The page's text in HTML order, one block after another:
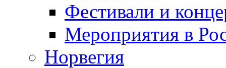
Фестивали и
Мероприятия в
Норвегия